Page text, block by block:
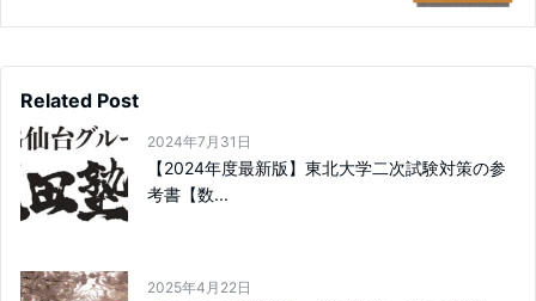
Related Post
2024年7月31日
【2024年度最新版】東北大学二次試験対策の参
考書【数...
2025年4月22日